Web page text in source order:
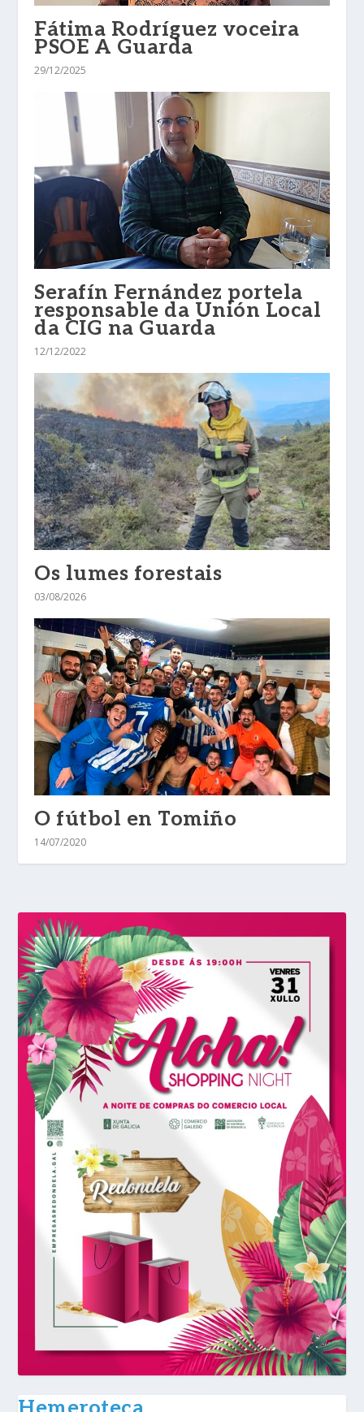
Fátima Rodríguez voceira
PSOE A Guarda
29/12/2025
Serafín Fernández portela
responsable da Unión Local
da CIG na Guarda
12/12/2022
Os lumes forestais
03/08/2026
O fútbol en Tomiño
14/07/2020